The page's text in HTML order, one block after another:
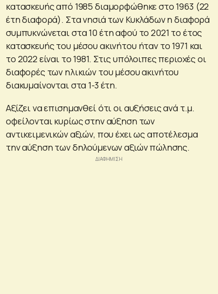
κατασκευής από 1985 διαμορφώθηκε στο 1963 (22
έτη διαφορά). Στα νησιά των Κυκλάδων η διαφορά
συμπυκνώνεται στα 10 έτη αφού το 2021 το έτος
κατασκευής του μέσου ακινήτου ήταν το 1971 και
το 2022 είναι το 1981. Στις υπόλοιπες περιοχές οι
διαφορές των ηλικιών του μέσου ακινήτου
διακυμαίνονται στα 1-3 έτη.
Αξίζει να επισημανθεί ότι οι αυξήσεις ανά τ.μ.
οφείλονται κυρίως στην αύξηση των
αντικειμενικών αξιών, που έχει ως αποτέλεσμα
την αύξηση των δηλούμενων αξιών πώλησης.